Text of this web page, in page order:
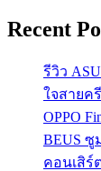
Recent
รีวิว
ใจสายค
OPPO
BEUS
คอนเสิร์